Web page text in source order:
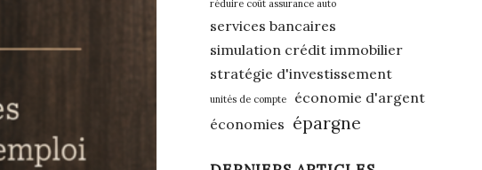
réduire coût assurance auto
services bancaires
simulation crédit immobilier
stratégie d'investissement
unités de compte
économie d'argent
économies épargne